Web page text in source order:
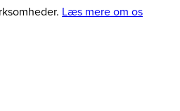
Læs mere om os